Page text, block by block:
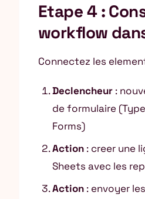
Etape 4 :
workflow
Connectez les
Declencheur :
de formulaire
Forms)
Action : creer une
Sheets avec les
Action : envoyer